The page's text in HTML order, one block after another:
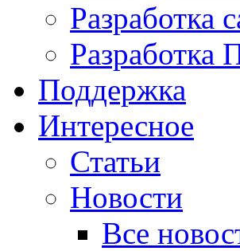
Разработка
Разработка
Поддержка
Интересное
Статьи
Новости
Все